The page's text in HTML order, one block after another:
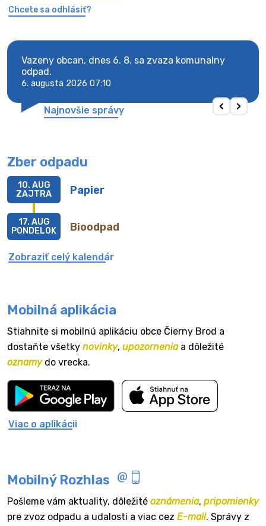
Chcete sa odhlásiť?
Vazeny obcan, dnes 6. 8. sa zvaza komunalny
odpad.
6. augusta 2026 07:10
Najnovšie správy
Zber odpadu
Papier
10. AUG
ZAJTRA
Bioodpad
17. AUG
PONDELOK
Zobraziť celý kalendár
Mobilná aplikácia
Stiahnite si mobilnú aplikáciu obce Čierny Brod a
dostaňte všetky novinky, upozorneniaa dôležité
oznamydo vrecka.
Viac o aplikácii
Mobilný Rozhlas
Pošleme vám aktuality, dôležité oznámenia, pripomienky
pre zvoz odpadu a udalosti a viac cez E-mail. Správy z